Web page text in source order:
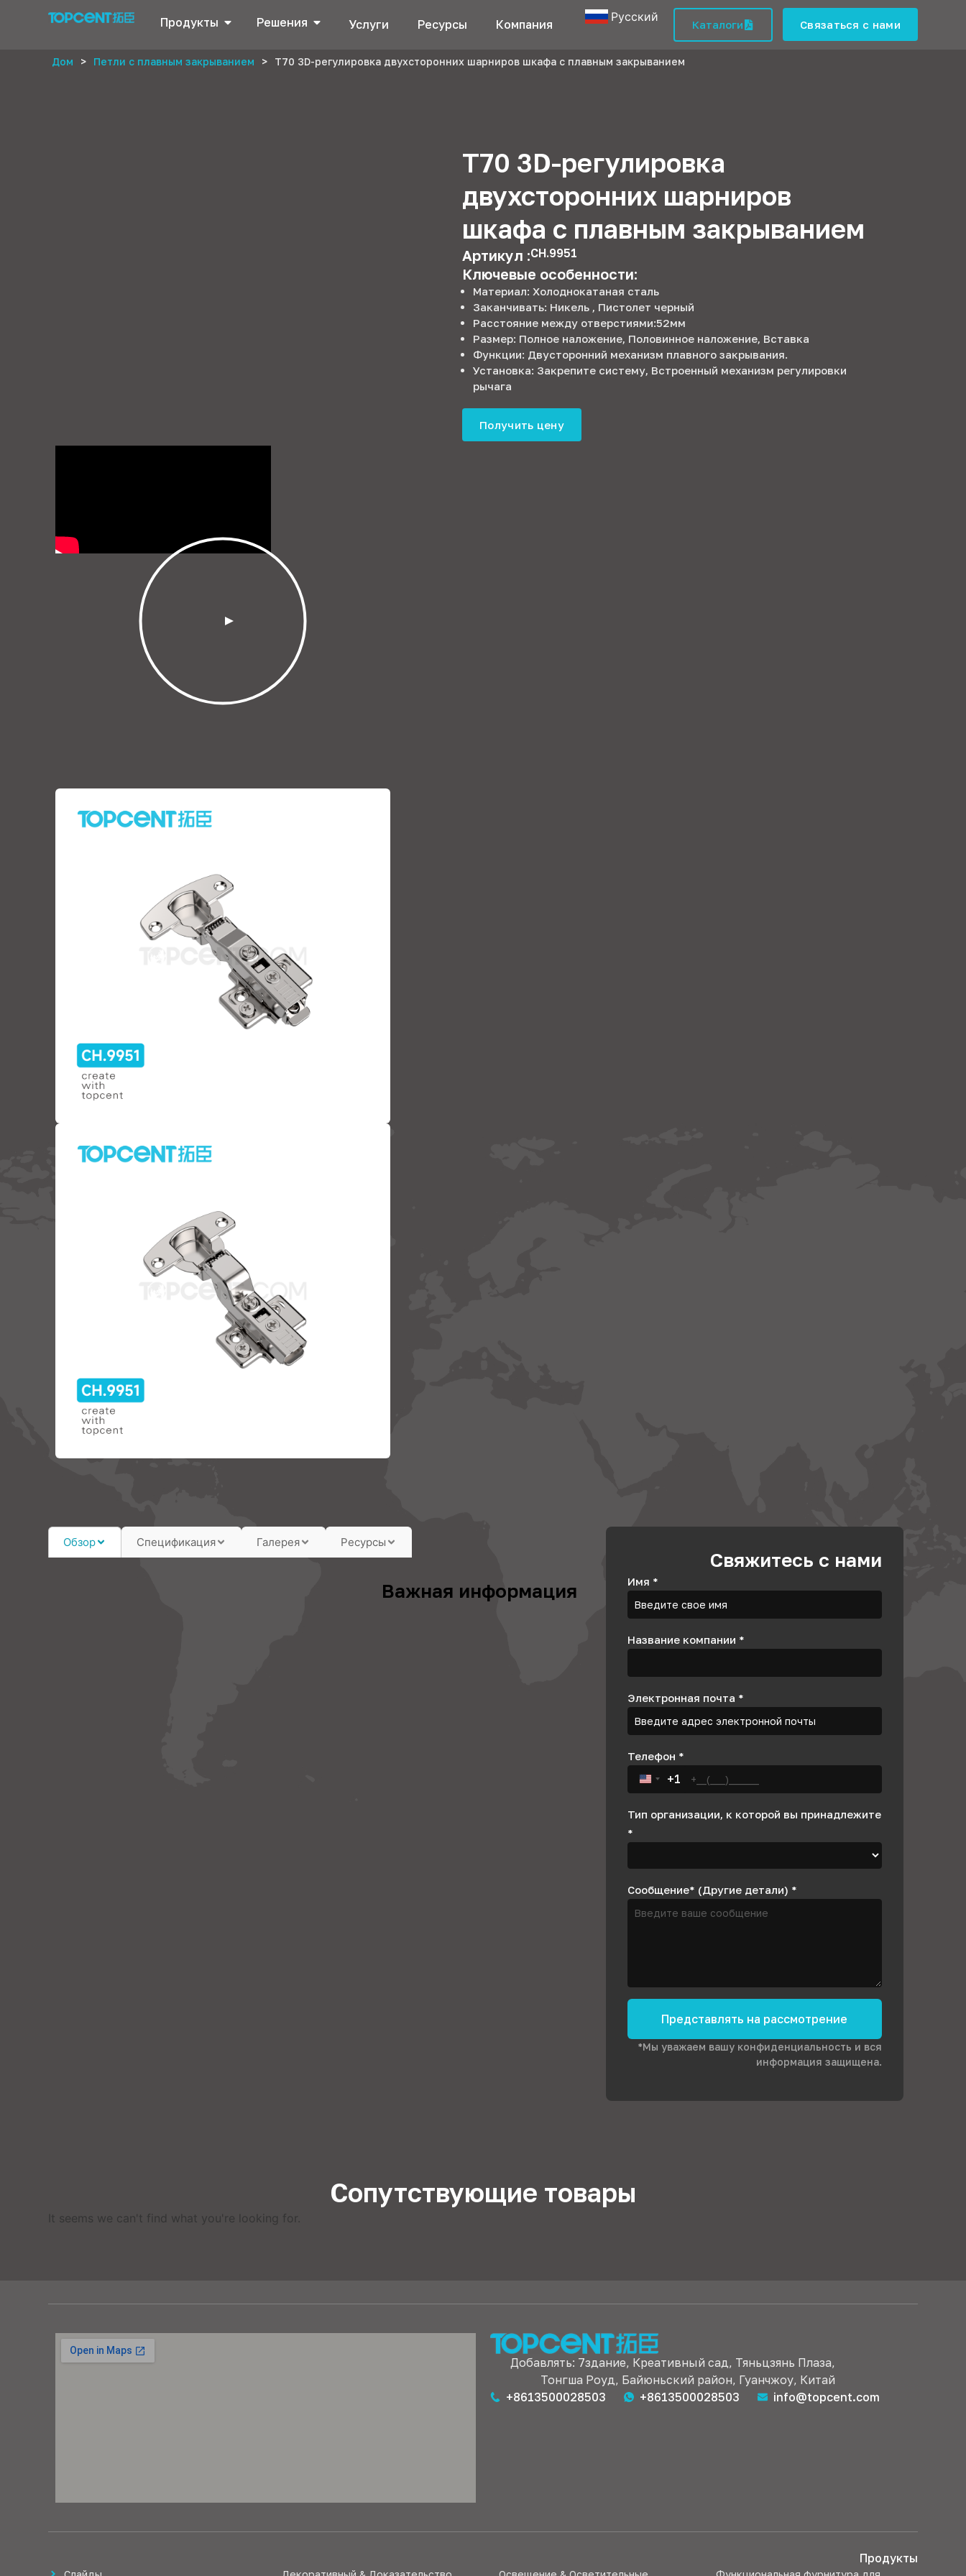
Продукты Решения Услуги Ресурсы Компания
Русский
Каталоги Связаться с нами
Дом > Петли с плавным закрыванием > T70 3D-регулировка двухсторонних шарниров шкафа с плавным закрыванием
T70 3D-регулировка
двухсторонних шарниров
шкафа с плавным закрыванием
Артикул :CH.9951
Ключевые особенности:
Материал: Холоднокатаная сталь
Заканчивать: Никель , Пистолет черный
Расстояние между отверстиями:52мм
Размер: Полное наложение, Половинное наложение, Вставка
Функции: Двусторонний механизм плавного закрывания.
Установка: Закрепите систему, Встроенный механизм регулировки
рычага
Получить цену
Обзор Спецификация Галерея Ресурсы
Важная информация
Свяжитесь с нами
Имя *
Название компании *
Электронная почта *
Телефон *
United States +1
+1
Тип организации, к которой вы принадлежите
*
Сообщение* (Другие детали) *
Представлять на рассмотрение
*Мы уважаем вашу конфиденциальность и вся
информация защищена.
Сопутствующие товары
It seems we can't find what you're looking for
Добавлять: 7здание, Креативный сад, Тяньцзянь Плаза,
Тонгша Роуд, Байюньский район, Гуанчжоу, Китай
+8613500028503
+8613500028503 info@topcent.com
Продукты